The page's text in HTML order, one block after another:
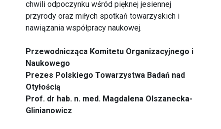
chwili odpoczynku wśród pięknej jesiennej
przyrody oraz miłych spotkań towarzyskich i
nawiązania współpracy naukowej.
Przewodnicząca Komitetu Organizacyjnego i
Naukowego
Prezes Polskiego Towarzystwa Badań nad
Otyłością
Prof. dr hab. n. med. Magdalena Olszanecka-
Glinianowicz